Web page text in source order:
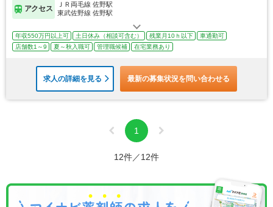
アクセス
ＪＲ両毛線 佐野駅
東武佐野線 佐野駅
年収550万円以上可 土日休み（相談可含む） 残業月10ｈ以下
車通勤可
店舗数1～9
夏～秋入職可 管理職候補 在宅業務あり
求人の詳細を見る 最新の募集状況を問い合わせる
1
12件／12件